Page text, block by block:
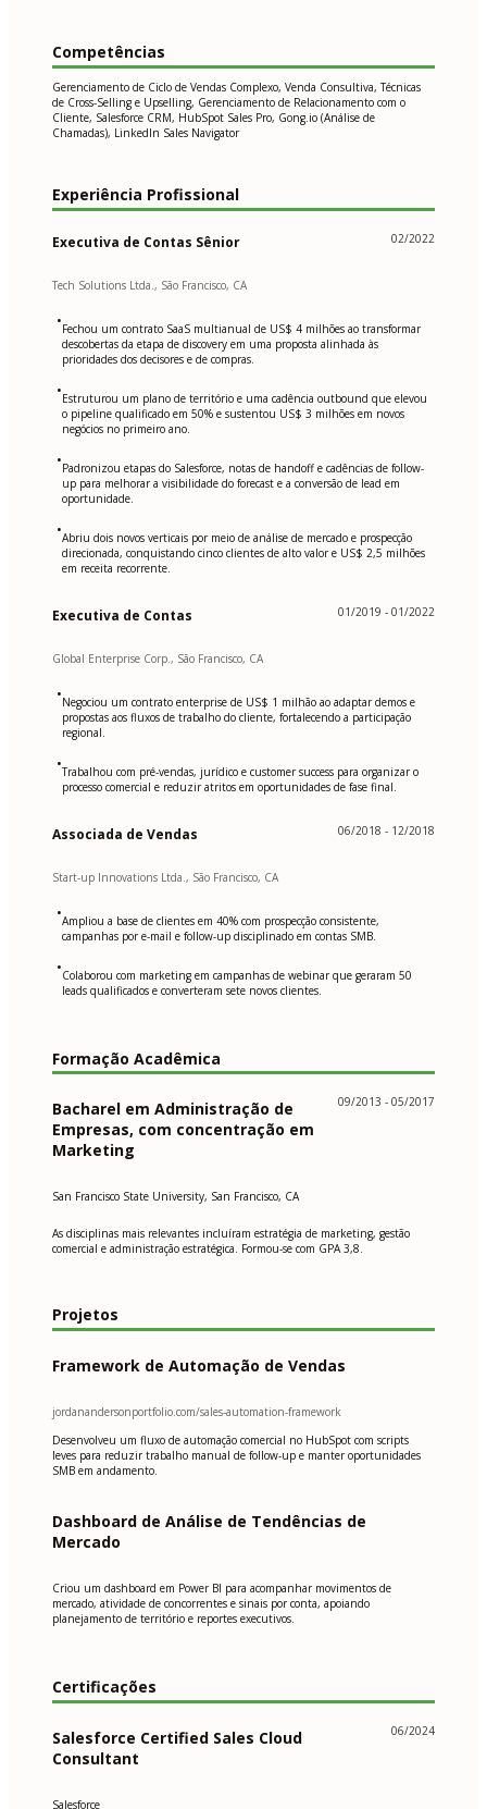
Competências
Gerenciamento de Ciclo de Vendas Complexo, Venda Consultiva, Técnicas
de Cross-Selling e Upselling, Gerenciamento de Relacionamento com o
Cliente, Salesforce CRM, HubSpot Sales Pro, Gong.io (Análise de
Chamadas), LinkedIn Sales Navigator
Experiência Profissional
Executiva de Contas Sênior 02/2022
Tech Solutions Ltda., São Francisco, CA
•Fechou um contrato SaaS multianual de US$ 4 milhões ao transformar
descobertas da etapa de discovery em uma proposta alinhada às
prioridades dos decisores e de compras.
•Estruturou um plano de território e uma cadência outbound que elevou
o pipeline qualificado em 50% e sustentou US$ 3 milhões em novos
negócios no primeiro ano.
•Padronizou etapas do Salesforce, notas de handoff e cadências de follow-
up para melhorar a visibilidade do forecast e a conversão de lead em
oportunidade.
•Abriu dois novos verticais por meio de análise de mercado e prospecção
direcionada, conquistando cinco clientes de alto valor e US$ 2,5 milhões
em receita recorrente.
Executiva de Contas 01/2019 - 01/2022
Global Enterprise Corp., São Francisco, CA
•Negociou um contrato enterprise de US$ 1 milhão ao adaptar demos e
propostas aos fluxos de trabalho do cliente, fortalecendo a participação
regional.
•Trabalhou com pré-vendas, jurídico e customer success para organizar o
processo comercial e reduzir atritos em oportunidades de fase final.
Associada de Vendas 06/2018 - 12/2018
Start-up Innovations Ltda., São Francisco, CA
•Ampliou a base de clientes em 40% com prospecção consistente,
campanhas por e-mail e follow-up disciplinado em contas SMB.
•Colaborou com marketing em campanhas de webinar que geraram 50
leads qualificados e converteram sete novos clientes.
Formação Acadêmica
Bacharel em Administração de
Empresas, com concentração em
Marketing
09/2013 - 05/2017
San Francisco State University, San Francisco, CA
As disciplinas mais relevantes incluíram estratégia de marketing, gestão
comercial e administração estratégica. Formou-se com GPA 3,8.
Projetos
Framework de Automação de Vendas
jordanandersonportfolio.com/sales-automation-framework
Desenvolveu um fluxo de automação comercial no HubSpot com scripts
leves para reduzir trabalho manual de follow-up e manter oportunidades
SMB em andamento.
Dashboard de Análise de Tendências de
Mercado
Criou um dashboard em Power BI para acompanhar movimentos de
mercado, atividade de concorrentes e sinais por conta, apoiando
planejamento de território e reportes executivos.
Certificações
Salesforce Certified Sales Cloud
Consultant
06/2024
Salesforce